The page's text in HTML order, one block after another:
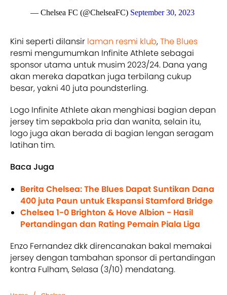
— Chelsea FC (@ChelseaFC) September 30, 2023
Kini seperti dilansir laman resmi klub,The Blues
resmi mengumumkan Infinite Athlete sebagai
sponsor utama untuk musim 2023/24. Dana yang
akan mereka dapatkan juga terbilang cukup
besar, yakni 40 juta poundsterling.
Logo Infinite Athlete akan menghiasi bagian depan
jersey tim sepakbola pria dan wanita, selain itu,
logo juga akan berada di bagian lengan seragam
latihan tim.
Baca Juga
Berita Chelsea: The Blues Dapat Suntikan Dana
400 juta Paun untuk Ekspansi Stamford Bridge
Chelsea 1-0 Brighton & Hove Albion - Hasil
Pertandingan dan Rating Pemain Piala Liga
Enzo Fernandez dkk direncanakan bakal memakai
jersey dengan tambahan sponsor di pertandingan
kontra Fulham, Selasa (3/10) mendatang.